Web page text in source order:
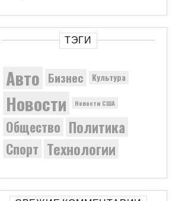
ТЭГИ
Авто Бизнес Культура
Новости Новости США
Общество Политика
Спорт Технологии